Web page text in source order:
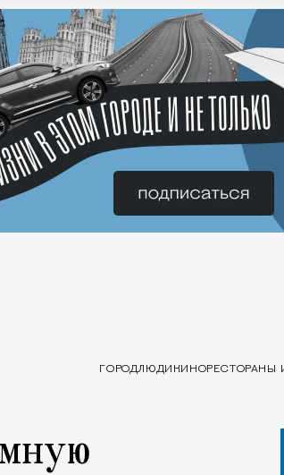
ГОРОДЛЮДИ КИНОРЕСТОРАНЫ